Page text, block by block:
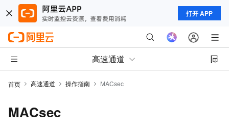
打开 APP
高速通道
首页 高速通道 操作指南 MACsec
MACsec